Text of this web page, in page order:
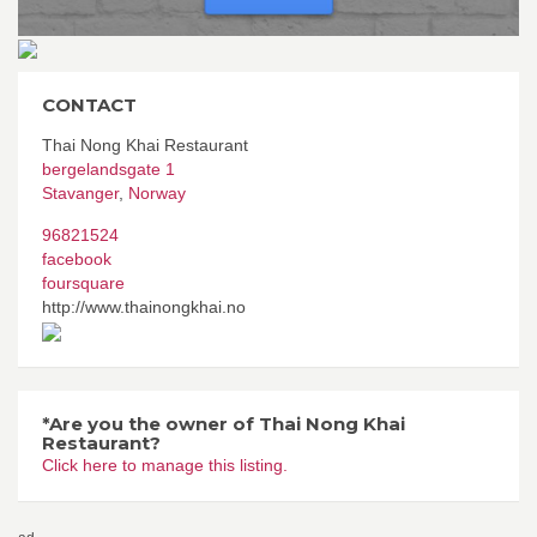
CONTACT
Thai Nong Khai Restaurant
bergelandsgate 1
Stavanger, Norway
96821524
facebook
foursquare
http://www.thainongkhai.no
*Are you the owner of Thai Nong Khai
Restaurant?
Click here to manage this listing.